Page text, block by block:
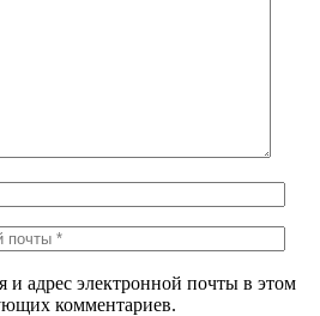
и адрес электронной почты в этом
комментариев.